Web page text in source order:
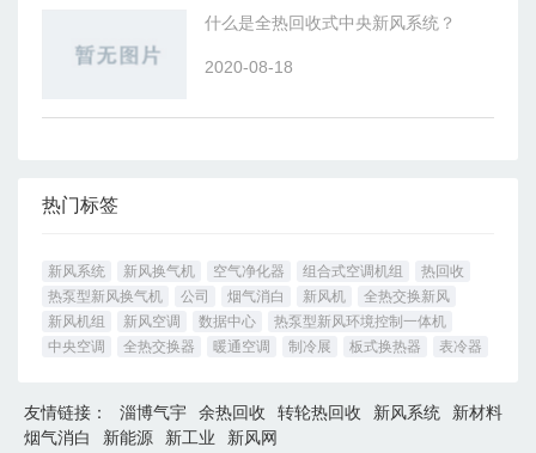
什么是全热回收式中央新风系统？
2020-08-18
热门标签
新风系统 新风换气机 空气净化器 组合式空调机组
热回收
热泵型新风换气机
公司 烟气消白 新风机
全热交换新风
新风机组
新风空调 数据中心
热泵型新风环境控制一体机
中央空调
全热交换器 暖通空调 制冷展 板式换热器 表冷器
友情链接： 淄博气宇 余热回收 转轮热回收 新风系统
新材料
烟气消白
新能源 新工业 新风网